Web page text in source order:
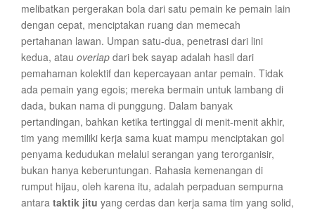
melibatkan pergerakan bola dari satu pemain ke pemain lain
dengan cepat, menciptakan ruang dan memecah
pertahanan lawan. Umpan satu-dua, penetrasi dari lini
kedua, atau overlap dari bek sayap adalah hasil dari
pemahaman kolektif dan kepercayaan antar pemain. Tidak
ada pemain yang egois; mereka bermain untuk lambang di
dada, bukan nama di punggung. Dalam banyak
pertandingan, bahkan ketika tertinggal di menit-menit akhir,
tim yang memiliki kerja sama kuat mampu menciptakan gol
penyama kedudukan melalui serangan yang terorganisir,
bukan hanya keberuntungan. Rahasia kemenangan di
rumput hijau, oleh karena itu, adalah perpaduan sempurna
antara taktik jitu yang cerdas dan kerja sama tim yang solid,